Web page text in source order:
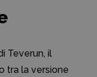
Teverun, il
tra la versione